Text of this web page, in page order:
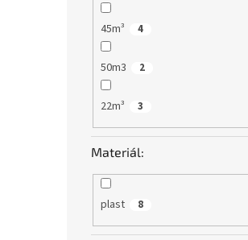
45m³ 4
50m3 2
22m³ 3
Materiál:
plast 8